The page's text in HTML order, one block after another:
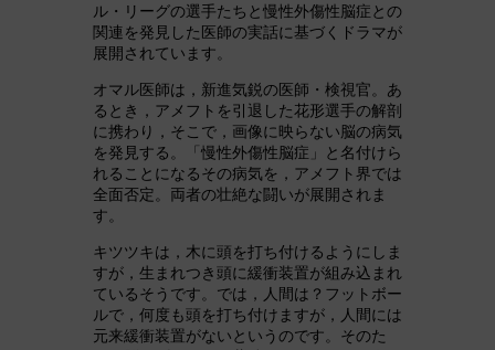
ル・リーグの選手たちと慢性外傷性脳症との
関連を発見した医師の実話に基づくドラマが
展開されています。
オマル医師は，新進気鋭の医師・検視官。あ
るとき，アメフトを引退した花形選手の解剖
に携わり，そこで，画像に映らない脳の病気
を発見する。「慢性外傷性脳症」と名付けら
れることになるその病気を，アメフト界では
全面否定。両者の壮絶な闘いが展開されま
す。
キツツキは，木に頭を打ち付けるようにしま
すが，生まれつき頭に緩衝装置が組み込まれ
ているそうです。では，人間は？フットボー
ルで，何度も頭を打ち付けますが，人間には
元来緩衝装置がないというのです。そのた